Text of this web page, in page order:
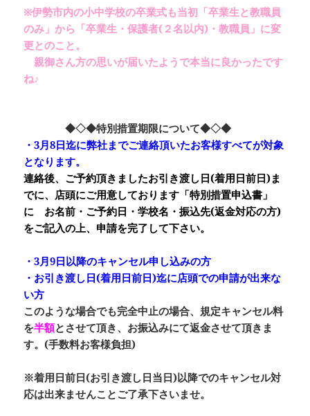
※伊勢市内の小中学校の卒業式も当初 「卒業生と教職員
のみ」から 「卒業生・保護者(２名以内)・教職員」 に変
更とのこと。
親御さん方の思いが届いたようで本当に良かったです
ね♪
◆◇◆特別措置期限について◆◇◆
・3月8日迄に弊社までご連絡頂いたお客様すべてが対象
となります。
連絡後、ご予約頂きましたお引き渡し日(着用日前日)ま
でに、店頭にご用意しております 「特別措置申込書」
に お名前・ご予約日・学校名・振込先(返金対応の方)
をご記入の上、申請を完了して下さい。
・3月9日以降のキャンセル申し込みの方
・ お引き渡し日(着用日前日)迄に店頭での申請が出来な
い方
このような場合でも完全中止の場合、規定キャンセル料
を半額とさせて頂き、お振込みにて返金させて頂きま
す。(手数料お客様負担)
※着用日前日(お引き渡し日当日)以降でのキャンセル対
応は出来ませんことご了承下さいませ。